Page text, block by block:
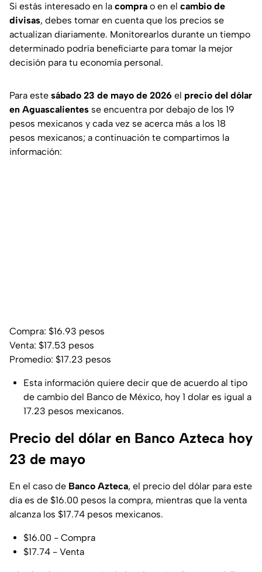
Si estás interesado en la compra o en el cambio de
divisas, debes tomar en cuenta que los precios se
actualizan diariamente. Monitorearlos durante un tiempo
determinado podría beneficiarte para tomar la mejor
decisión para tu economía personal.
Para este sábado 23 de mayo de 2026 el precio del dólar
en Aguascalientes se encuentra por debajo de los 19
pesos mexicanos y cada vez se acerca más a los 18
pesos mexicanos; a continuación te compartimos la
información:
Compra: $16.93 pesos
Venta: $17.53 pesos
Promedio: $17.23 pesos
Esta información quiere decir que de acuerdo al tipo
de cambio del Banco de México, hoy 1 dolar es igual a
17.23 pesos mexicanos.
Precio del dólar en Banco Azteca hoy
23 de mayo
En el caso de Banco Azteca, el precio del dólar para este
día es de $16.00 pesos la compra, mientras que la venta
alcanza los $17.74 pesos mexicanos.
$16.00 - Compra
$17.74 - Venta